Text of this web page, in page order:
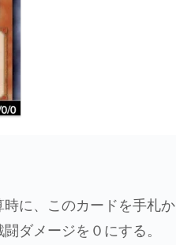
に、このカードを手札か
ダメージを０にする。